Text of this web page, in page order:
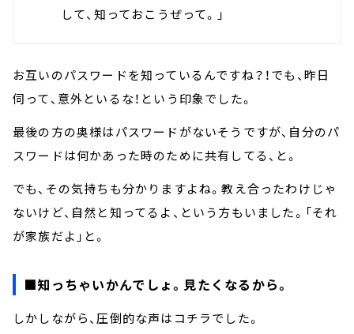
して、知っておこうぜって。」
お互いのパスワードを知っているんですね？！でも、昨日
伺って、意外といるな！という印象でした。
最後の方の奥様はパスワードがないそうですが、自分のパ
スワードは何かあった時のために共有してる、と。
でも、その気持ちも分かりますよね。教え合ったわけじゃ
ないけど、自然と知ってるよ、という方もいました。「それ
が家族だよ」と。
■知っちゃいかんでしょ。見たくなるから。
しかしながら、圧倒的な声はコチラでした。